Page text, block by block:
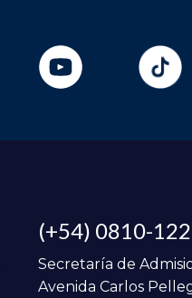
(+54) 0810-
Secretaría de
Avenida Carlos